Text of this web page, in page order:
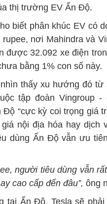
thị trường EV Ấn Độ.
biết phân khúc EV có
nơi Mahindra và
được 32.092 xe điện
bằng 1% con số này.
thấy xu hướng đó từ
tập đoàn Vingroup
“cực kỳ coi trọng giá
nội địa hóa hay dịch
dùng Ấn Độ vẫn ưu
người tiêu dùng vẫn
cao cấp đến đâu”, ông
tại Ấn Độ, Tesla sẽ